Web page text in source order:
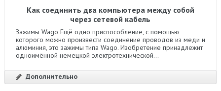
Как соединить два компьютера между собой
через сетевой кабель
Зажимы Wago Ещё одно приспособление, с помощью
которого можно произвести соединение проводов из меди и
алюминия, это зажимы типа Wago. Изобретение принадлежит
одноимённой немецкой электротехнической...
Дополнительно